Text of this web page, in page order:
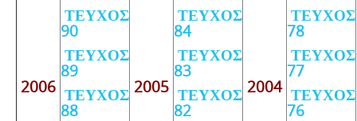
2006
ΤΕΥΧΟΣ
90
ΤΕΥΧΟΣ
89
ΤΕΥΧΟΣ
88
2005
ΤΕΥΧΟΣ
84
ΤΕΥΧΟΣ
83
ΤΕΥΧΟΣ
82
2004
ΤΕΥΧΟΣ
78
ΤΕΥΧΟΣ
77
ΤΕΥΧΟΣ
76